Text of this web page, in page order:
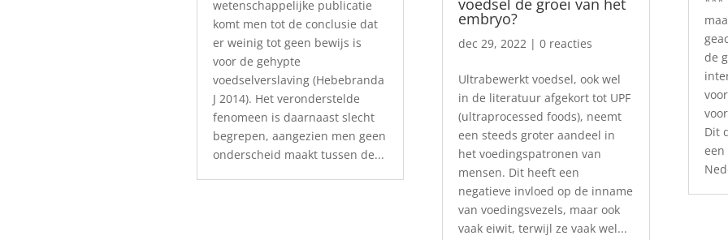
wetenschappelijke publicatie
komt men tot de conclusie dat
er weinig tot geen bewijs is
voor de gehypte
voedselverslaving (Hebebranda
J 2014). Het veronderstelde
fenomeen is daarnaast slecht
begrepen, aangezien men geen
onderscheid maakt tussen de...
voedsel de groei van het
embryo?
dec 29, 2022 | 0 reacties
Ultrabewerkt voedsel, ook wel
in de literatuur afgekort tot UPF
(ultraprocessed foods), neemt
een steeds groter aandeel in
het voedingspatronen van
mensen. Dit heeft een
negatieve invloed op de inname
van voedingsvezels, maar ook
vaak eiwit, terwijl ze vaak wel...
de
Dit
een